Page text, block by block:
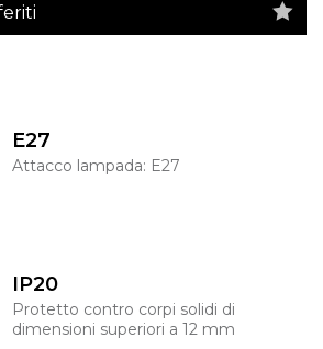
E27
Attacco lampada: E27
IP20
Protetto contro corpi solidi di
dimensioni superiori a 12 mm